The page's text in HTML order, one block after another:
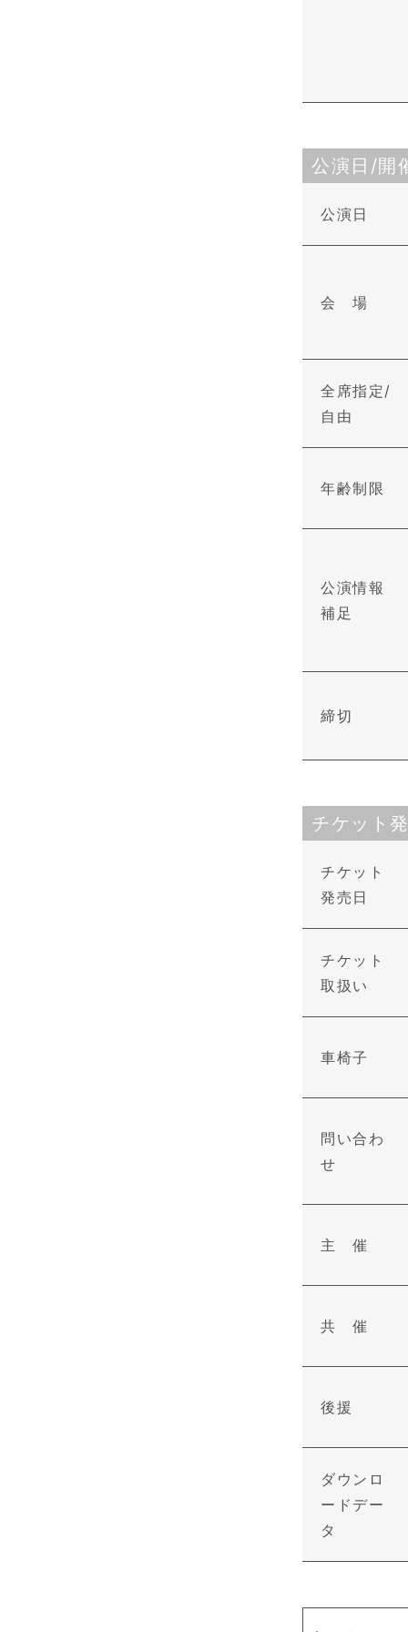
公演日/開
公演日
会 場
全席指定/
自由
年齢制限
公演情報
補足
締切
チケット
チケット
発売日
チケット
取扱い
車椅子
問い合わ
せ
主 催
共 催
後援
ダウンロ
ードデー
タ